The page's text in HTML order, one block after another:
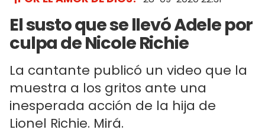
El susto que se llevó Adele por
culpa de Nicole Richie
La cantante publicó un video que la
muestra a los gritos ante una
inesperada acción de la hija de
Lionel Richie. Mirá.